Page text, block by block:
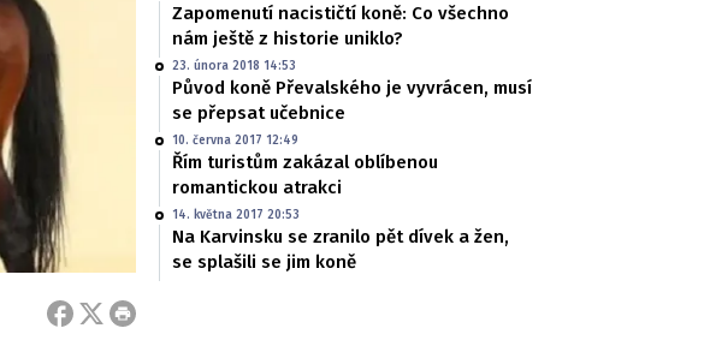
Zapomenutí nacističtí koně: Co všechno
nám ještě z historie uniklo?
23. února 2018 14:53
Původ koně Převalského je vyvrácen, musí
se přepsat učebnice
10. června 2017 12:49
Řím turistům zakázal oblíbenou
romantickou atrakci
14. května 2017 20:53
Na Karvinsku se zranilo pět dívek a žen,
se splašili se jim koně